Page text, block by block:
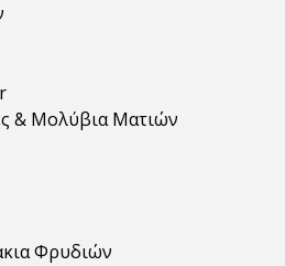
& Μολύβια Ματιών
Φρυδιών